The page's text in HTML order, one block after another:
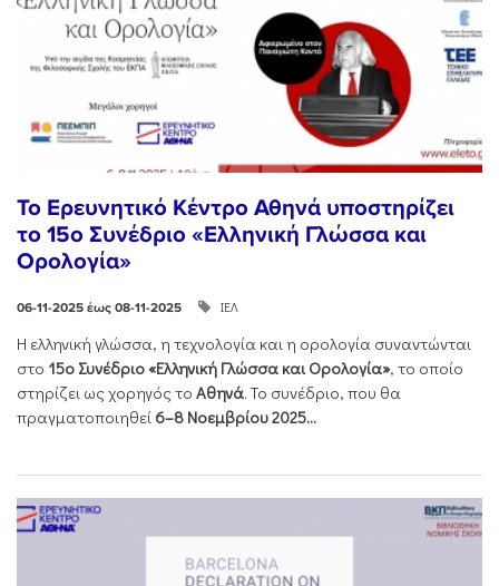
Το Ερευνητικό Κέντρο Αθηνά υποστηρίζει
το 15ο Συνέδριο «Ελληνική Γλώσσα και
Ορολογία»
06-11-2025 έως 08-11-2025 ΙΕΛ
Η ελληνική γλώσσα, η τεχνολογία και η ορολογία συναντώνται
στο 15ο Συνέδριο «Ελληνική Γλώσσα και Ορολογία», το οποίο
στηρίζει ως χορηγός το Αθηνά. Το συνέδριο, που θα
πραγματοποιηθεί 6–8 Νοεμβρίου 2025...